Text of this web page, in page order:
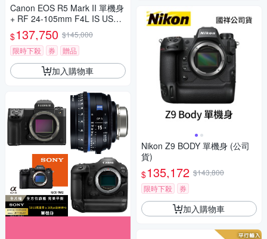
Canon EOS R5 Mark II 單機身
+ RF 24-105mm F4L IS USM
變焦鏡組 公司貨
$137,750 $145,000
限時下殺
券 贈品
加入購物車
Nikon Z9 BODY 單機身 (公司
貨)
$135,172 $143,800
限時下殺
券
加入購物車